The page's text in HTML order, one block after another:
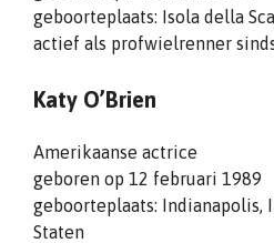
geboorteplaats: Isola della
actief als profwielrenner
Katy O’Brien
Amerikaanse actrice
geboren op 12 februari 1989
geboorteplaats: Indianapolis,
Staten